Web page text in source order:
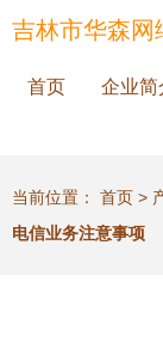
吉林市华森网
首页 企业简
当前位置： 首页 >
电信业务注意事项